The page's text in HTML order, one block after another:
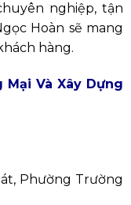
nghiệp, tận
Hoàn sẽ mang
hàng.
Mại Và Xây Dựng
Phường Trường